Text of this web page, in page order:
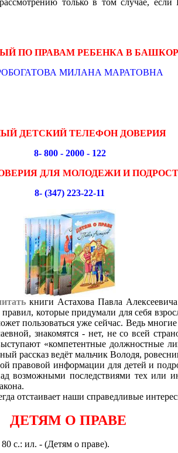
ПО ПРАВАМ РЕБЕНКА В
МИЛАНА МАРАТОВНА
ДЕТСКИЙ ТЕЛЕФОН ДОВЕРИЯ
8- 800 - 2000 - 122
ДЛЯ МОЛОДЕЖИ И
8- (347) 223-22-11
книги Астахова Павла
которые придумали для себя
пользоваться уже сейчас. Ведь
знакомятся - нет, не со всей
«компетентные должностные
рассказ ведёт мальчик Володя,
информации для детей и
возможными последствиями тех или
отстаивает наши справедливые
ДЕТЯМ О ПРАВЕ
с.: ил. - (Детям о праве).